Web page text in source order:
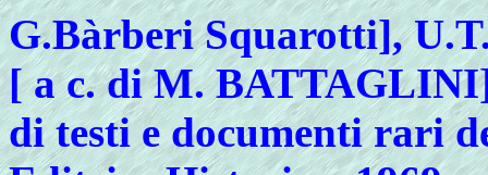
G.Bàrberi Squarotti],
[a c. di M.
di testi e documenti rari